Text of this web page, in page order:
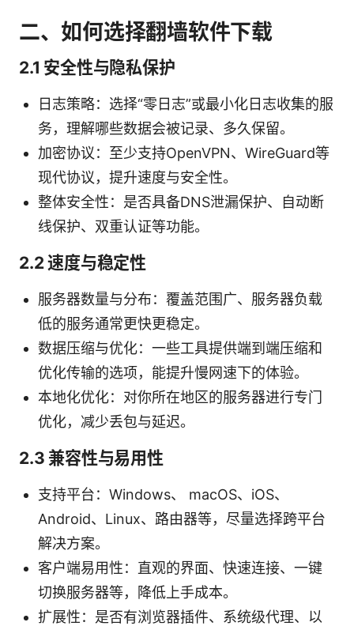
二、如何选择翻墙软件下载
2.1 安全性与隐私保护
日志策略：选择“零日志”或最小化日志收集的服
务，理解哪些数据会被记录、多久保留。
加密协议：至少支持OpenVPN、WireGuard等
现代协议，提升速度与安全性。
整体安全性：是否具备DNS泄漏保护、自动断
线保护、双重认证等功能。
2.2 速度与稳定性
服务器数量与分布：覆盖范围广、服务器负载
低的服务通常更快更稳定。
数据压缩与优化：一些工具提供端到端压缩和
优化传输的选项，能提升慢网速下的体验。
本地化优化：对你所在地区的服务器进行专门
优化，减少丢包与延迟。
2.3 兼容性与易用性
支持平台：Windows、 macOS、iOS、
Android、Linux、路由器等，尽量选择跨平台
解决方案。
客户端易用性：直观的界面、快速连接、一键
切换服务器等，降低上手成本。
扩展性：是否有浏览器插件、系统级代理、以